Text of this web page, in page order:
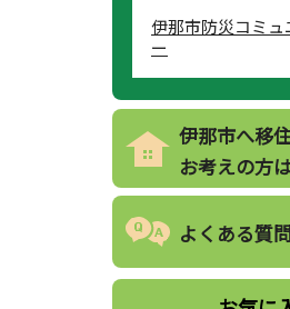
伊那市防災コミュ
ー
伊那市へ移
お考えの方
よくある質